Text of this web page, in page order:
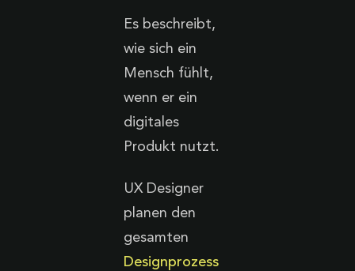
Es beschreibt,
wie sich ein
Mensch fühlt,
wenn er ein
digitales
Produkt nutzt.
UX Designer
planen den
gesamten
Designprozess